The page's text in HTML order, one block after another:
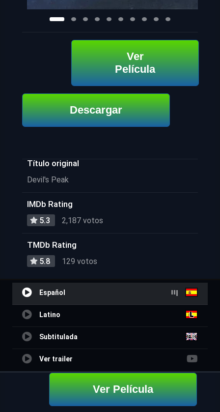
Ver
Película
Descargar
Título original
Devil's Peak
IMDb Rating
5.3 2,187 votos
TMDb Rating
5.8 129 votos
Español
Latino
Subtitulada
Ver trailer
Ver Película